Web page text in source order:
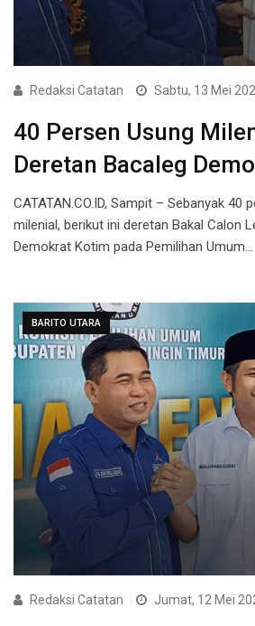
Redaksi Catatan Sabtu, 13 Mei
40 Persen Usung
Deretan Bacaleg
CATATAN.CO.ID, Sampit – Sebanyak 40
milenial, berikut ini deretan Bakal Calon
Demokrat Kotim pada Pemilihan Umum…
BARITO UTARA
Redaksi Catatan Jumat, 12 Mei